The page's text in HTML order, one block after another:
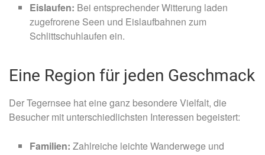
Eislaufen: Bei entsprechender Witterung laden
zugefrorene Seen und Eislaufbahnen zum
Schlittschuhlaufen ein.
Eine Region für jeden Geschmack
Der Tegernsee hat eine ganz besondere Vielfalt, die
Besucher mit unterschiedlichsten Interessen begeistert:
Familien: Zahlreiche leichte Wanderwege und